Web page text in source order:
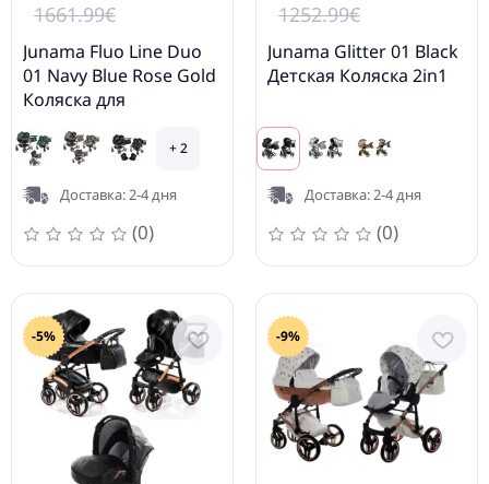
1661.99€
Junama Fluo Line Duo
01 Navy Blue Rose Gold
Коляска для
+ 2
Доставка: 2-4 дня
(0)
1252.99€
Junama Glitter 01 Black
Детская Коляска 2in1
Доставка: 2-4 дня
(0)
-5% -9%